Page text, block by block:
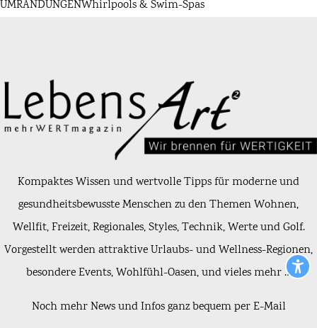
UMRANDUNGENWhirlpools & Swim-Spas
Kompaktes Wissen und wertvolle Tipps für moderne und
gesundheitsbewusste Menschen zu den Themen Wohnen,
Wellfit, Freizeit, Regionales, Styles, Technik, Werte und Golf.
Vorgestellt werden attraktive Urlaubs- und Wellness-Regionen,
besondere Events, Wohlfühl-Oasen, und vieles mehr …
Noch mehr News und Infos ganz bequem per E-Mail